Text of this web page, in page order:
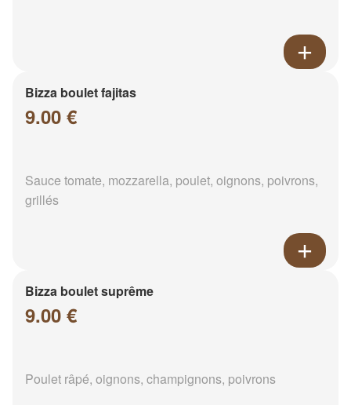
Bizza boulet fajitas
9.00 €
Sauce tomate, mozzarella, poulet, oignons, poivrons,
grillés
Bizza boulet suprême
9.00 €
Poulet râpé, oignons, champignons, poivrons